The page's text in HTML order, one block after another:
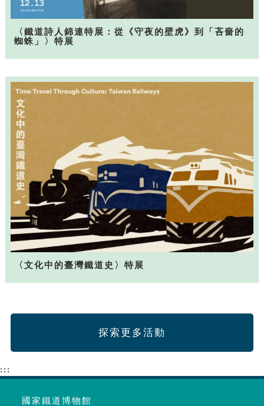
〈鐵道詩人錦連特展：從《守夜的壁虎》到「吝嗇的
蜘蛛」〉特展
〈文化中的臺灣鐵道史〉特展
探索更多活動
:::
國家鐵道博物館